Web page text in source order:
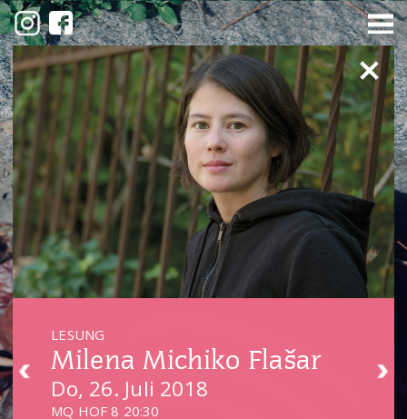
LESUNG
Milena Michiko Flašar
Do, 26. Juli 2018
MQ HOF 8 20:30